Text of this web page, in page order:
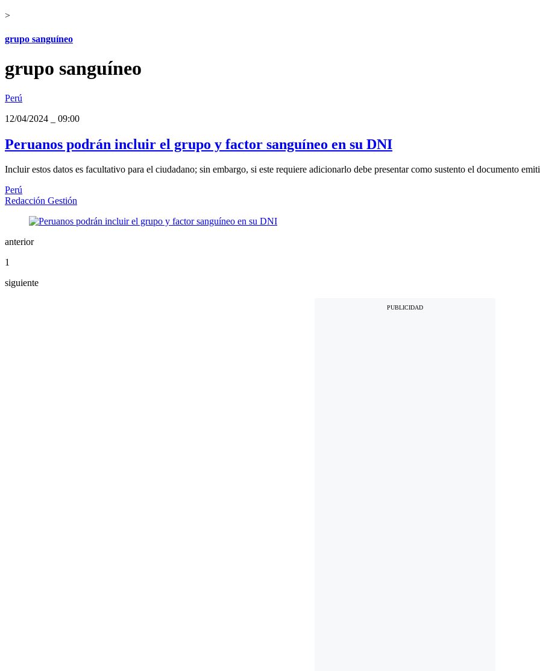
>
grupo sanguíneo
grupo sanguíneo
Perú
12/04/2024
09:00
Peruanos podrán incluir el grupo y factor sanguíneo en su DNI
Incluir estos datos es facultativo para el ciudadano; sin embargo, si este requiere adicionarlo debe presentar como sustento el documento
Perú
Redacción Gestión
anterior
1
siguiente